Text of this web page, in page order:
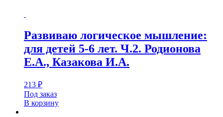
Развиваю логическое мышление:
для детей 5-6 лет. Ч.2. Родионова
Е.А., Казакова И.А.
213 ₽
Под заказ
В корзину